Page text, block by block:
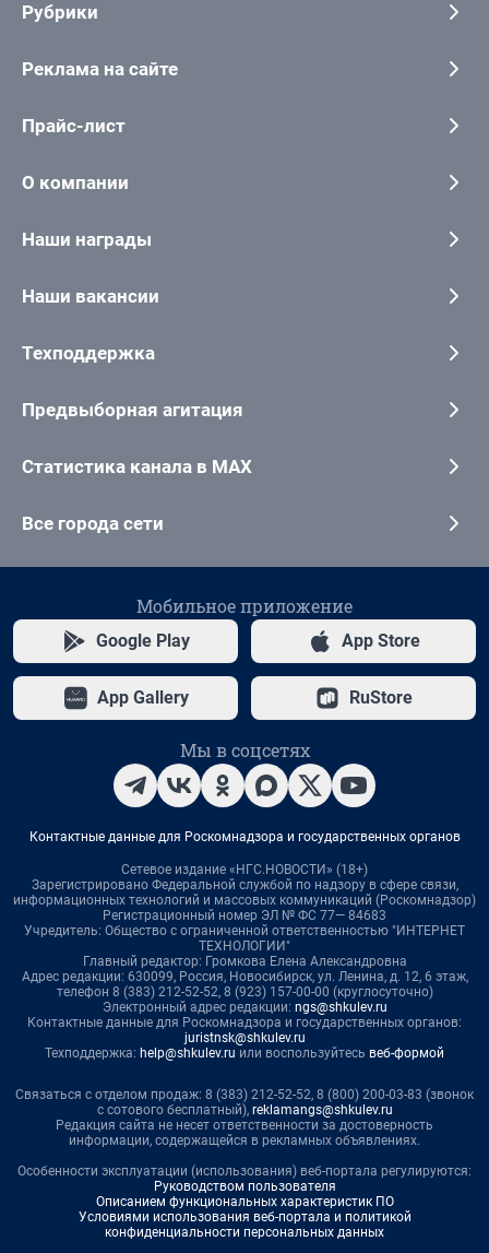
Рубрики
Реклама на сайте
Прайс-лист
О компании
Наши награды
Наши вакансии
Техподдержка
Предвыборная агитация
Статистика канала в MAX
Все города сети
Мобильное приложение
Google Play App Store
App Gallery RuStore
Мы в соцсетях
Контактные данные для Роскомнадзора и государственных органов
Сетевое издание «НГС.НОВОСТИ» (18+)
Зарегистрировано Федеральной службой по надзору в сфере связи,
информационных технологий и массовых коммуникаций (Роскомнадзор)
Регистрационный номер ЭЛ № ФС 77— 84683
Учредитель: Общество с ограниченной ответственностью "ИНТЕРНЕТ
ТЕХНОЛОГИИ"
Главный редактор: Громкова Елена Александровна
Адрес редакции: 630099, Россия, Новосибирск, ул. Ленина, д. 12, 6 этаж,
телефон 8 (383) 212-52-52, 8 (923) 157-00-00 (круглосуточно)
Электронный адрес редакции: ngs@shkulev.ru
Контактные данные для Роскомнадзора и государственных органов:
juristnsk@shkulev.ru
Техподдержка: help@shkulev.ru или воспользуйтесь веб-формой
Связаться с отделом продаж: 8 (383) 212-52-52, 8 (800) 200-03-83 (звонок
с сотового бесплатный), reklamangs@shkulev.ru
Редакция сайта не несет ответственности за достоверность
информации, содержащейся в рекламных объявлениях.
Особенности эксплуатации (использования) веб-портала регулируются:
Руководством пользователя
Описанием функциональных характеристик ПО
Условиями использования веб-портала и политикой
конфиденциальности персональных данных